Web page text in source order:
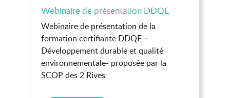
Webinaire de présentation DDQE
Webinaire de présentation de la
formation certifiante DDQE –
Développement durable et qualité
environnementale- proposée par la
SCOP des 2 Rives